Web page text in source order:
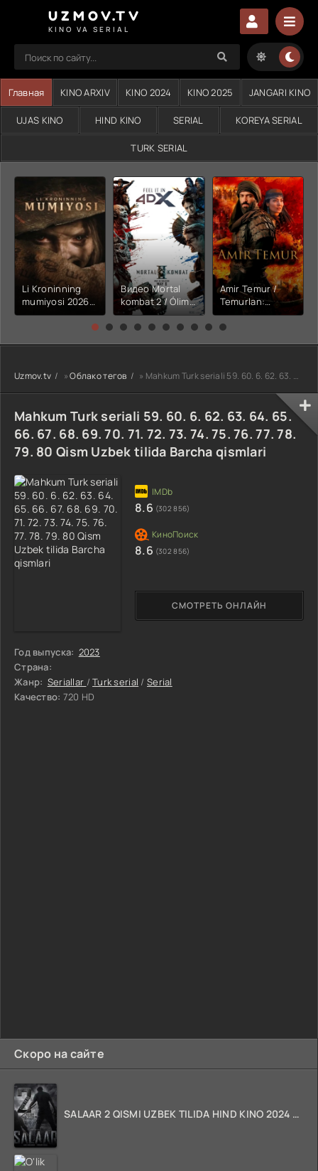
UZMOV.TV
KINO VA SERIAL
Главная KINO ARXIV KINO 2024 KINO 2025 JANGARI KINO
UJAS KINO HIND KINO SERIAL KOREYA SERIAL
TURK SERIAL
Li Kroninning
mumiyosi 2026
(uzbek tilida
kino) tarjima HD
Видео Mortal
kombat 2 / Ólim
jangi 2 (2026)
Uzbek tilida
Amir Temur /
Temurlan:
Fathchining
yuksalishi
tarjima kino Full
HD tas-ix
Скоро на сайте
SALAAR 2 QISMI UZBEK TILIDA HIND KINO 2024 TARJIMA 720p HD Skachat
Uzmov.tv »Облако тегов » Mahkum Turk seriali 59. 60. 6. 62. 63. 64. 65. 66. 67. 68. 69. 70. 71. 72. 73. 74. 75. 76. 77. 78. 7
Mahkum Turk seriali 59. 60. 6. 62. 63. 64. 65.
66. 67. 68. 69. 70. 71. 72. 73. 74. 75. 76. 77. 78.
79. 80 Qism Uzbek tilida Barcha qismlari
Год выпуска: 2023
Страна:
Жанр: Seriallar /Turk serial / Serial
Качество: 720 HD
СМОТРЕТЬ ОНЛАЙН
8.6 (302 856)
8.6 (302 856)